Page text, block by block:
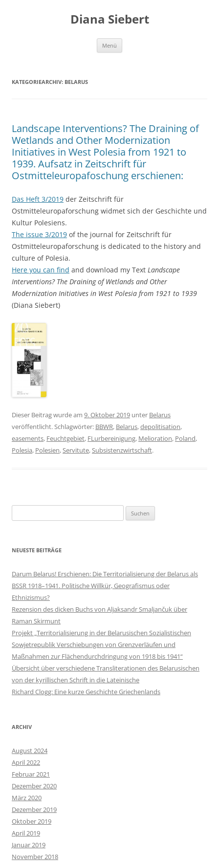
Diana Siebert
Menü
KATEGORIEARCHIV: BELARUS
Landscape Interventions? The Draining of
Wetlands and Other Modernization
Initiatives in West Polesia from 1921 to
1939. Aufsatz in Zeitschrift für
Ostmitteleuropafoschung erschienen:
Das Heft 3/2019 der Zeitschrift für
Ostmitteleuropaforschung widmet sich der Geschichte und
Kultur Polesiens.
The issue 3/2019 of the journal for Zeitschrift für
Ostmitteleuropaforschung is dedicated to the history and
culture of Polesia.
Here you can find and download my Text Landscape
Interventions? The Draining of Wetlands and Other
Modernization Initiatives in West Polesia from 1921 to 1939
(Diana Siebert)
Dieser Beitrag wurde am 9. Oktober 2019 unter Belarus
veröffentlicht. Schlagwörter: BBWR, Belarus,depolitisation,
easements, Feuchtgebiet, FLurbereinigung, Melioration, Poland,
Polesia, Polesien,Servitute,Subsistenzwirtschaft.
nach:
NEUESTE BEITRÄGE
Darum Belarus! Erschienen: Die Territorialisierung der Belarus als
BSSR 1918–1941. Politische Willkür, Geografismus oder
Ethnizismus?
Rezension des dicken Buchs von Aljaksandr Smaljančuk über
Raman Skirmunt
Projekt „Territorialisierung in der Belarusischen Sozialistischen
Sowjetrepublik Verschiebungen von Grenzverläufen und
Maßnahmen zur Flächendurchdringung von 1918 bis 1941“
Übersicht über verschiedene Transliterationen des Belarusischen
von der kyrillischen Schrift in die Lateinische
Richard Clogg: Eine kurze Geschichte Griechenlands
ARCHIV
August 2024
April 2022
Februar 2021
Dezember 2020
März 2020
Dezember 2019
Oktober 2019
April 2019
Januar 2019
November 2018